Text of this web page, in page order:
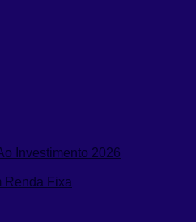
Investimento 2026
Renda Fixa